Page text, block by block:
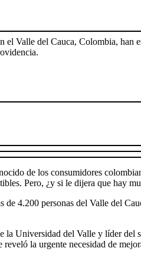
Valle del Cauca, Colombia,
de los consumidores
Pero, ¿y si le dijera que hay
4.200 personas del Valle del
la Universidad del Valle y líder
la urgente necesidad de